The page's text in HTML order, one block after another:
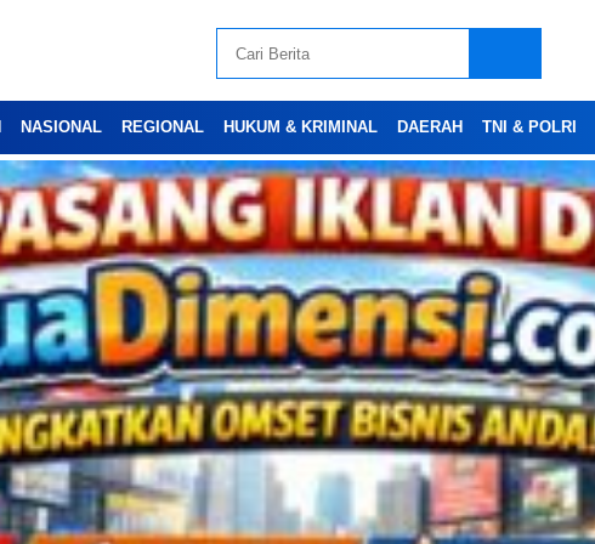
NASIONAL REGIONAL HUKUM & KRIMINAL DAERAH TNI & POLRI
Advertesment